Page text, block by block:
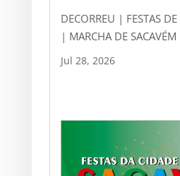
DECORREU | FESTAS
| MARCHA DE
Jul 28, 2026